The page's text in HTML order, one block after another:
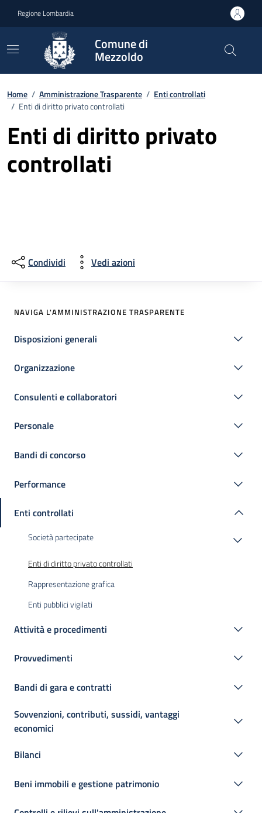
Regione Lombardia
Comune di
Mezzoldo
Home / Amministrazione Trasparente / Enti controllati
/ Enti di diritto privato controllati
Enti di diritto privato
controllati
Condividi Vedi azioni
NAVIGA L'AMMINISTRAZIONE TRASPARENTE
Disposizioni generali
Organizzazione
Consulenti e collaboratori
Personale
Bandi di concorso
Performance
Enti controllati
Società partecipate
Enti di diritto privato controllati
Rappresentazione grafica
Enti pubblici vigilati
Attività e procedimenti
Provvedimenti
Bandi di gara e contratti
Sovvenzioni, contributi, sussidi, vantaggi
economici
Bilanci
Beni immobili e gestione patrimonio